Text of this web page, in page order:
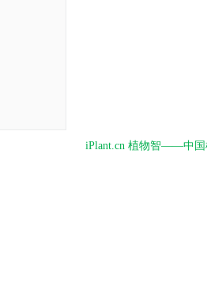
iPlant.cn 植物智——中国